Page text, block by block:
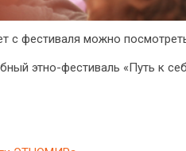
с фестиваля можно
этно-фестиваль «Путь к